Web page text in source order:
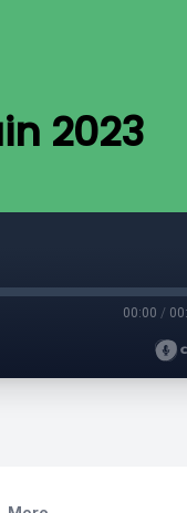
2023
00:00 /